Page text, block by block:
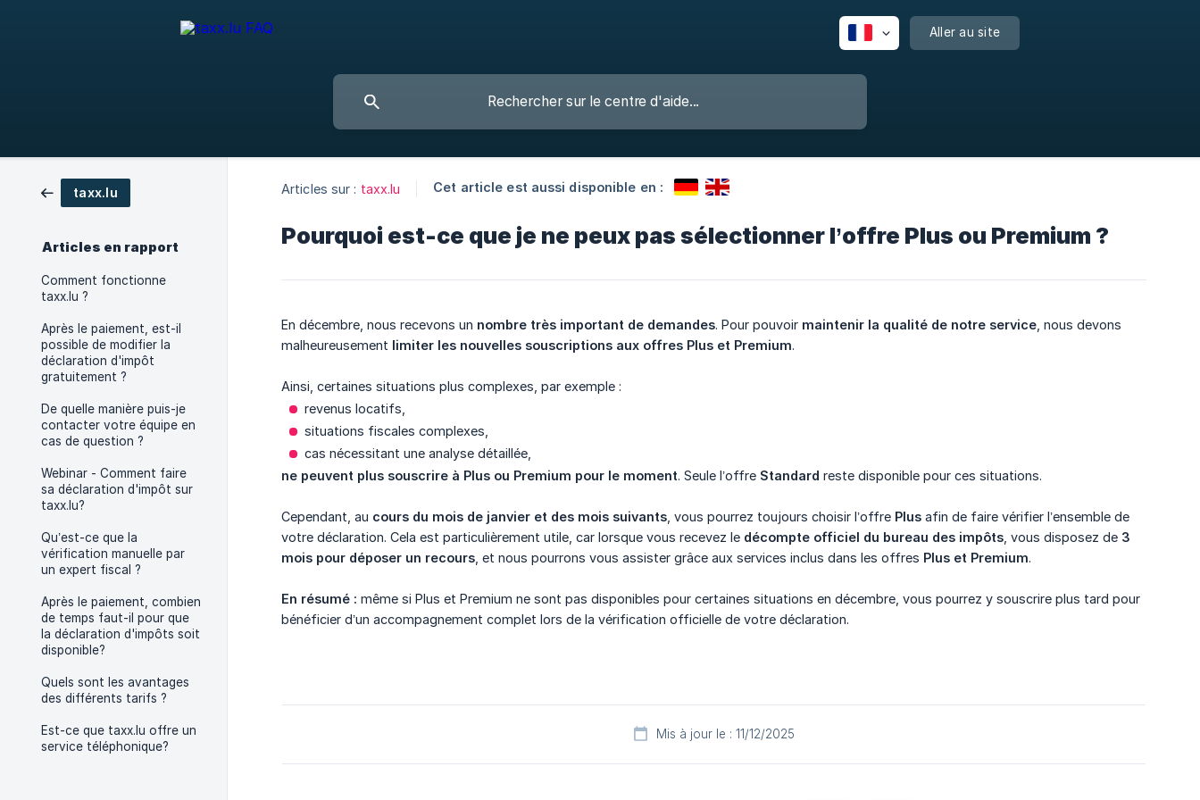
Aller au site
taxx.lu
Articles en rapport
Comment fonctionne
taxx.lu ?
Après le paiement, est-il
possible de modifier la
déclaration d'impôt
gratuitement ?
De quelle manière puis-je
contacter votre équipe en
cas de question ?
Webinar - Comment faire
sa déclaration d'impôt sur
taxx.lu?
Qu’est-ce que la
vérification manuelle par
un expert fiscal ?
Après le paiement, combien
de temps faut-il pour que
la déclaration d'impôts soit
disponible?
Quels sont les avantages
des différents tarifs ?
Est-ce que taxx.lu offre un
service téléphonique?
Articles sur : taxx.lu Cet article est aussi disponible en :
Pourquoi est-ce que je ne peux pas sélectionner l’offre Plus ou Premium ?
En décembre, nous recevons un nombre très important de demandes. Pour pouvoir maintenir la qualité de notre service , nous devons
malheureusement limiter les nouvelles souscriptions aux offres Plus et Premium.
Ainsi, certaines situations plus complexes, par exemple :
revenus locatifs,
situations fiscales complexes,
cas nécessitant une analyse détaillée,
ne peuvent plus souscrire à Plus ou Premium pour le moment. Seule l’offre Standard reste disponible pour ces situations.
Cependant, au cours du mois de janvier et des mois suivants , vous pourrez toujours choisir l’offre Plus afin de faire vérifier l’ensemble de
votre déclaration. Cela est particulièrement utile, car lorsque vous recevez le décompte officiel du bureau des impôts , vous disposez de 3
mois pour déposer un recours , et nous pourrons vous assister grâce aux services inclus dans les offres Plus et Premium.
En résumé : même si Plus et Premium ne sont pas disponibles pour certaines situations en décembre, vous pourrez y souscrire plus tard pour
bénéficier d’un accompagnement complet lors de la vérification officielle de votre déclaration.
Mis à jour le : 11/12/2025